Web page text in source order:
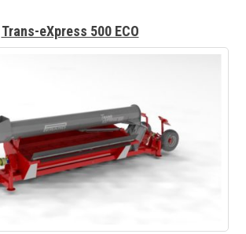
Trans-eXpress 500 ECO